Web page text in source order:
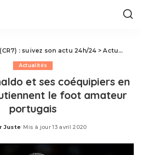
: suivez son actu 24h/24 >Actualités
Actualités
et ses coéquipiers en
le foot amateur
portugais
Juste Mis à jour 13 avril 2020